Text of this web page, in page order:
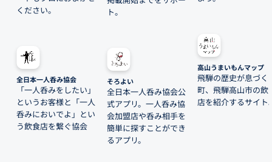
ください。
全日本一人呑み協会
「一人呑みをしたい」
というお客様と「一人
呑みにおいでよ」とい
う飲食店を繋ぐ協会
ト。
そろよい
全日本一人呑み協会公
式アプリ。一人呑み協
会加盟店や呑み相手を
簡単に探すことができ
るアプリ。
高山うまいもんマップ
飛騨の歴史が息づく
町、飛騨高山市の飲
店を紹介するサイト